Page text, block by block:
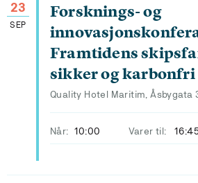
23
SEP
Forsknings- og
Framtidens
sikker og karbonfri
Quality Hotel Maritim, Åsbygata
Når: 10:00 Varer til: